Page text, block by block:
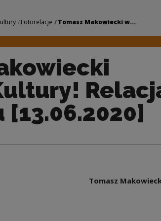
Fotorelacje Tomasz Makowiecki w...
Tomasz